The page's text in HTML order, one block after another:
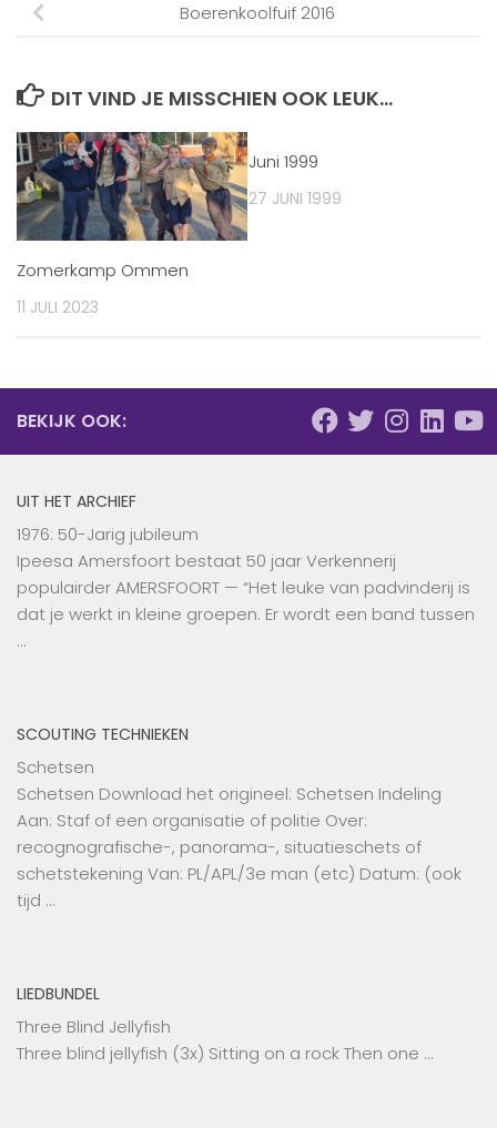
Boerenkoolfuif 2016
DIT VIND JE MISSCHIEN OOK LEUK...
Zomerkamp Ommen
11 JULI 2023
Juni 1999
27 JUNI 1999
BEKIJK OOK:
UIT HET ARCHIEF
1976: 50-Jarig jubileum
Ipeesa Amersfoort bestaat 50 jaar Verkennerij
populairder AMERSFOORT — “Het leuke van padvinderij is
dat je werkt in kleine groepen. Er wordt een band tussen
…
SCOUTING TECHNIEKEN
Schetsen
Schetsen Download het origineel: Schetsen Indeling
Aan: Staf of een organisatie of politie Over:
recognografische-, panorama-, situatieschets of
schetstekening Van: PL/APL/3e man (etc) Datum: (ook
tijd …
LIEDBUNDEL
Three Blind Jellyfish
Three blind jellyfish (3x) Sitting on a rock Then one …